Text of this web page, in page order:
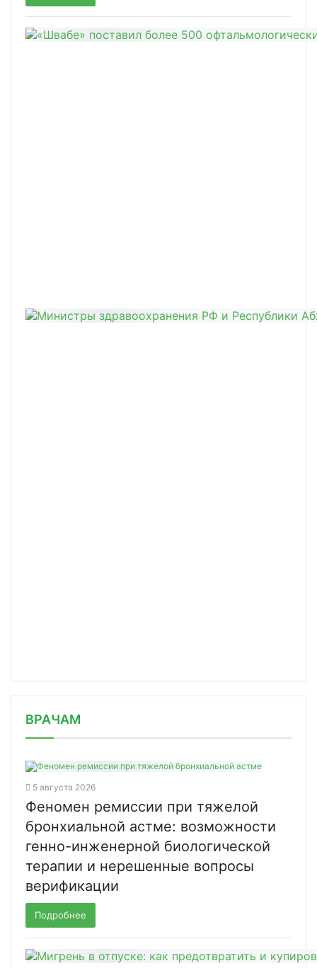
ВРАЧАМ
5 августа 2026
Феномен ремиссии при тяжелой
бронхиальной астме: возможности
генно-инженерной биологической
терапии и нерешенные вопросы
верификации
Подробнее